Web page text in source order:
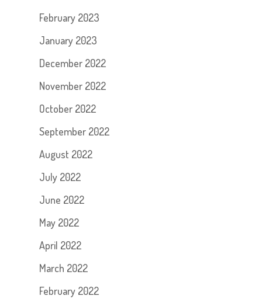
February 2023
January 2023
December 2022
November 2022
October 2022
September 2022
August 2022
July 2022
June 2022
May 2022
April 2022
March 2022
February 2022